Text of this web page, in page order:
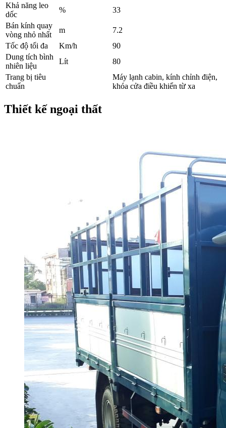
Khả năng leo
dốc
%
33
Bán kính quay
vòng nhỏ nhất
m
7.2
Tốc độ tối đa
Km/h
90
Dung tích bình
nhiên liệu
Lít
80
Trang bị tiêu
chuẩn
Máy lạnh cabin, kính chỉnh điện,
khóa cửa điều khiển từ xa
Thiết kế ngoại thất